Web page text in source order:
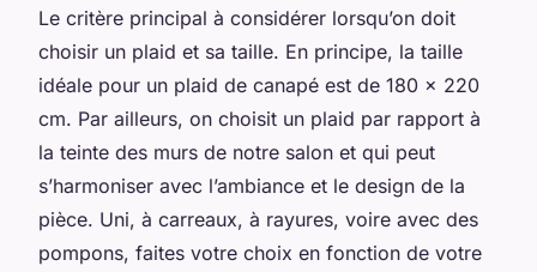
Le critère principal à considérer lorsqu’on doit
choisir un plaid et sa taille. En principe, la taille
idéale pour un plaid de canapé est de 180 x 220
cm. Par ailleurs, on choisit un plaid par rapport à
la teinte des murs de notre salon et qui peut
s’harmoniser avec l’ambiance et le design de la
pièce. Uni, à carreaux, à rayures, voire avec des
pompons, faites votre choix en fonction de votre